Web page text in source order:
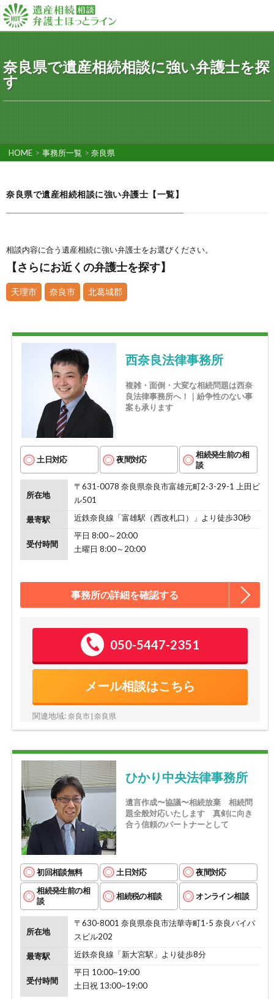
奈良県で遺産相続相談に強い弁護士を探
す
HOME > 事務所一覧 > 奈良県
奈良県で遺産相続相談に強い弁護士【一覧】
相談内容に合う遺産相続に強い弁護士をお選びください。
【さらにお近くの弁護士を探す】
天理市 奈良市 北葛城郡
西奈良法律事務所
複雑・面倒・大変な相続問題は西奈
良法律事務所へ！｜紛争性のない事
案も承ります
土日対応 夜間対応
相続発生前の相
談
所在地
〒631-0078 奈良県奈良市富雄元町2-3-29-1 上田ビ
ル501
最寄駅
近鉄奈良線「富雄駅（西改札口）」より徒歩30秒
受付時間
平日 8:00～20:00
土曜日 8:00～20:00
事務所の詳細を確認する
050-5447-2351
メール相談はこちら
関連地域: 奈良市 | 奈良県
ひかり中央法律事務所
遺言作成〜協議〜相続放棄 相続問
題全般対応いたします 真剣に向き
合う信頼のパートナーとして
初回相談無料 土日対応 夜間対応
相続発生前の相
談
相続税の相談 オンライン相談
所在地
〒630-8001 奈良県奈良市法華寺町1-5 奈良バイパ
スビル202
最寄駅
近鉄奈良線「新大宮駅」より徒歩8分
受付時間
平日 10:00~19:00
土日祝 13:00~19:00